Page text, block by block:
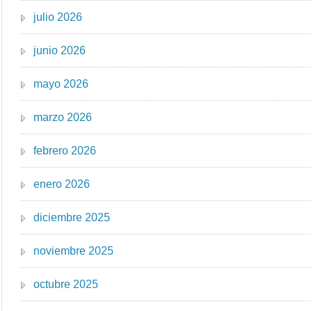
julio 2026
junio 2026
mayo 2026
marzo 2026
febrero 2026
enero 2026
diciembre 2025
noviembre 2025
octubre 2025